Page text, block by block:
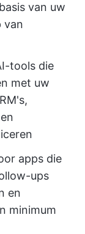
van uw
van
tools die
met uw
apps die
ups
en
minimum